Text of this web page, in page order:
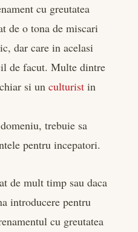
cu greutatea
de o tona de miscari
dar care in acelasi
de facut. Multe dintre
si un culturist in
trebuie sa
pentru incepatori.
de mult timp sau daca
introducere pentru
cu greutatea